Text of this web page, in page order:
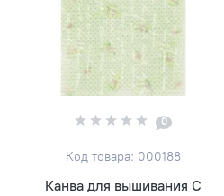
0
Код товара: 000188
Канва для вышивания С